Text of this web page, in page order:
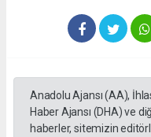
Anadolu Ajansı (AA),
Haber Ajansı (DHA) ve
haberler, sitemizin